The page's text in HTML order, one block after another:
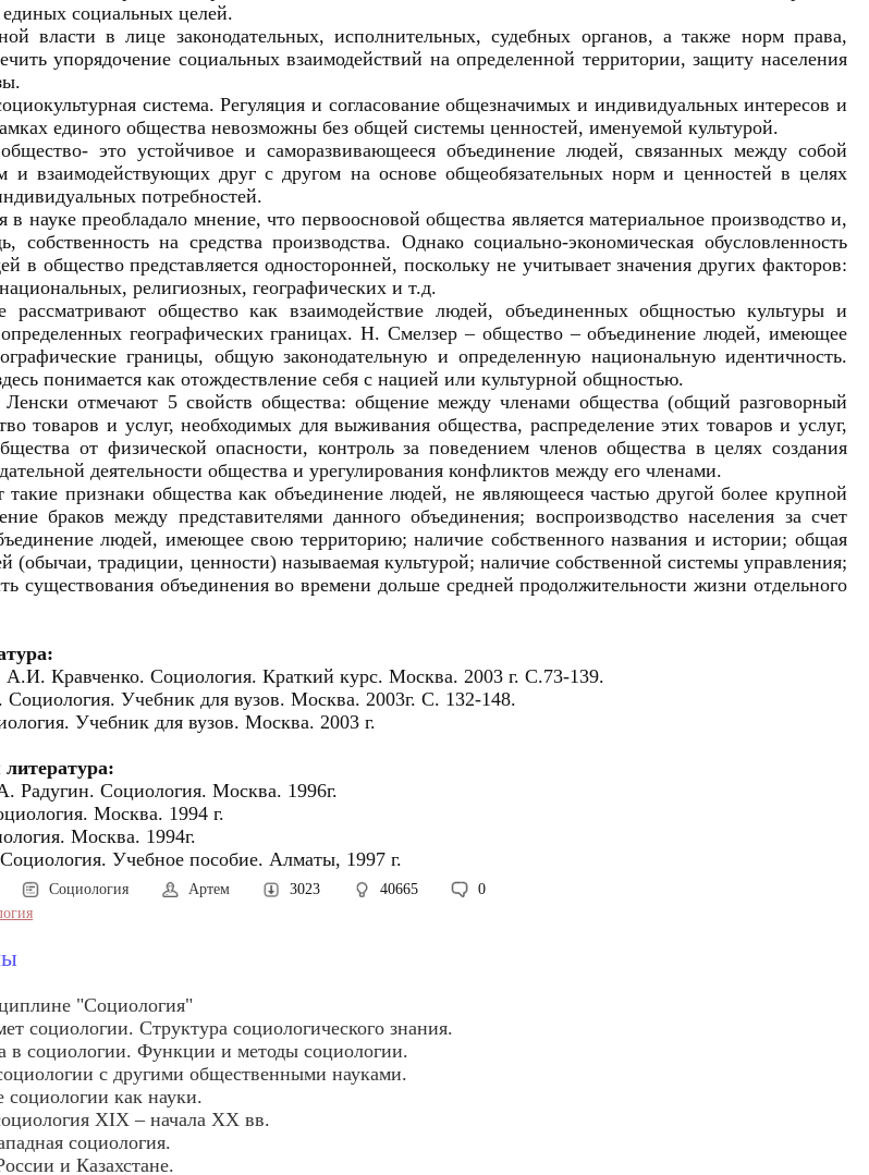
социальных целей.
власти в лице законодательных, исполнительных, судебных органов, а также норм права,
упорядочение социальных взаимодействий на определенной территории, защиту населения
система. Регуляция и согласование общезначимых и индивидуальных интересов и
единого общества невозможны без общей системы ценностей, именуемой культурой.
это устойчивое и саморазвивающееся объединение людей, связанных между собой
и взаимодействующих друг с другом на основе общеобязательных норм и ценностей в целях
потребностей.
в науке преобладало мнение, что первоосновой общества является материальное производство и,
собственность на средства производства. Однако социально-экономическая обусловленность
в общество представляется односторонней, поскольку не учитывает значения других факторов:
религиозных, географических и т.д.
рассматривают общество как взаимодействие людей, объединенных общностью культуры и
географических границах. Н. Смелзер – общество – объединение людей, имеющее
границы, общую законодательную и определенную национальную идентичность.
понимается как отождествление себя с нацией или культурной общностью.
отмечают 5 свойств общества: общение между членами общества (общий разговорный
товаров и услуг, необходимых для выживания общества, распределение этих товаров и услуг,
от физической опасности, контроль за поведением членов общества в целях создания
деятельности общества и урегулирования конфликтов между его членами.
признаки общества как объединение людей, не являющееся частью другой более крупной
браков между представителями данного объединения; воспроизводство населения за счет
людей, имеющее свою территорию; наличие собственного названия и истории; общая
(обычаи, традиции, ценности) называемая культурой; наличие собственной системы управления;
существования объединения во времени дольше средней продолжительности жизни отдельного
Кравченко. Социология. Краткий курс. Москва. 2003 г. С.73-139.
Учебник для вузов. Москва. 2003г. С. 132-148.
Учебник для вузов. Москва. 2003 г.
Радугин. Социология. Москва. 1996г.
Москва. 1994 г.
Москва. 1994г.
Учебное пособие. Алматы, 1997 г.
Социология Артем 3023 40665
0
"Социология"
социологии. Структура социологического знания.
в социологии. Функции и методы социологии.
с другими общественными науками.
социологии как науки.
ХIХ – начала XX вв.
социология.
и Казахстане.